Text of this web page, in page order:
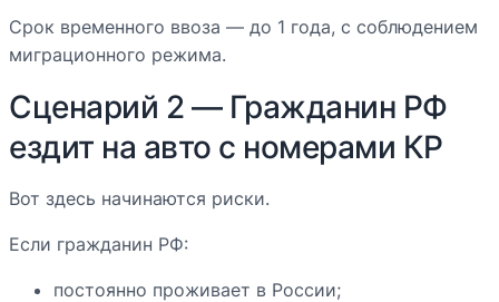
Срок временного ввоза — до 1 года, с соблюдением
миграционного режима.
Сценарий 2 — Гражданин РФ
ездит на авто с номерами КР
Вот здесь начинаются риски.
Если гражданин РФ:
постоянно проживает в России;